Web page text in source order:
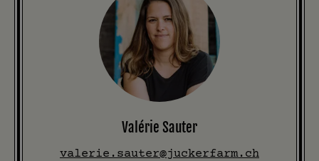
Valérie Sauter
valerie.sauter@juckerfarm.ch